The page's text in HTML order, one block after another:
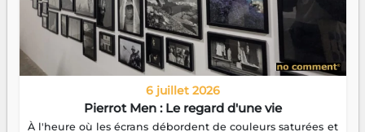
6 juillet 2026
Pierrot Men : Le regard d'une vie
À l'heure où les écrans débordent de couleurs saturées et